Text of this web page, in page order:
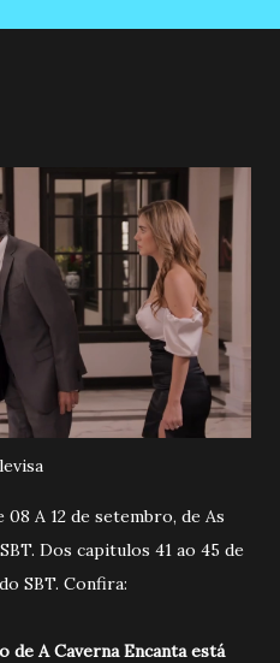
A 12 de setembro, de As
Dos capitulos 41 ao 45 de
SBT. Confira:
A Caverna Encanta está